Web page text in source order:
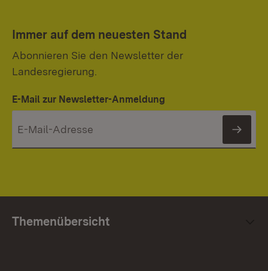
Immer auf dem neuesten Stand
Abonnieren Sie den Newsletter der
Landesregierung.
E-Mail zur Newsletter-Anmeldung
Themenübersicht